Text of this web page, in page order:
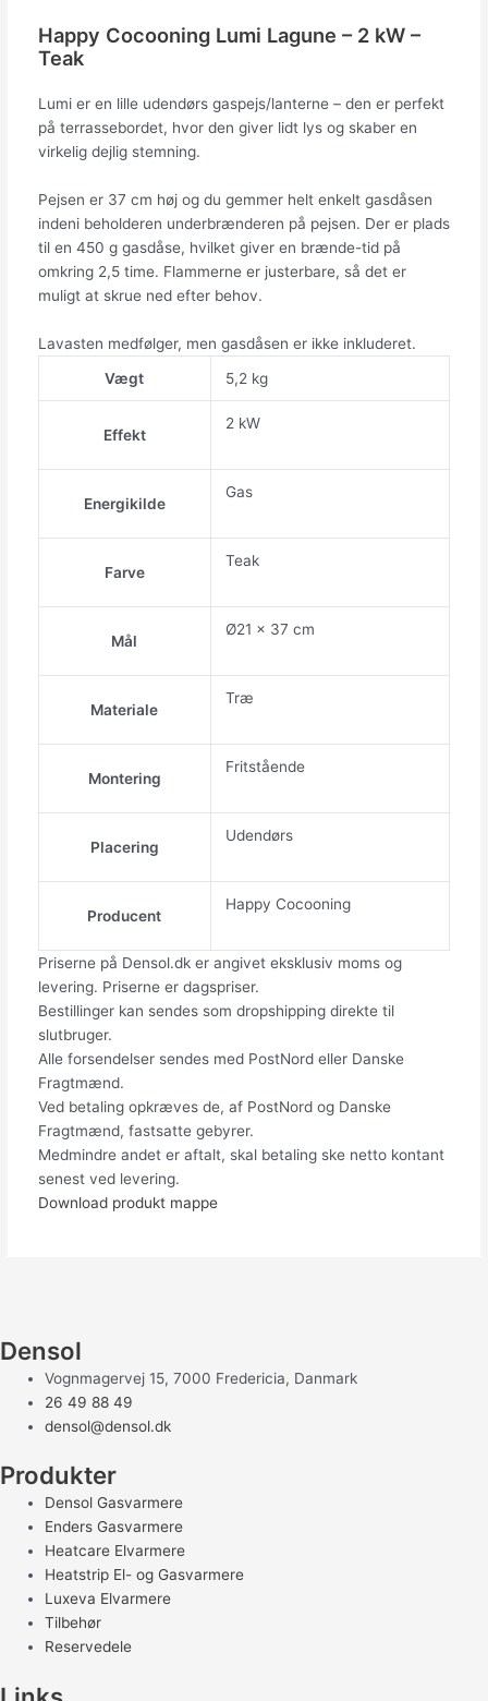
Happy Cocooning Lumi Lagune – 2 kW –
Teak
Lumi er en lille udendørs gaspejs/lanterne – den er perfekt
på terrassebordet, hvor den giver lidt lys og skaber en
virkelig dejlig stemning.
Pejsen er 37 cm høj og du gemmer helt enkelt gasdåsen
indeni beholderen underbrænderen på pejsen. Der er plads
til en 450 g gasdåse, hvilket giver en brænde-tid på
omkring 2,5 time. Flammerne er justerbare, så det er
muligt at skrue ned efter behov.
Lavasten medfølger, men gasdåsen er ikke inkluderet.
Vægt
5,2 kg
Effekt
2 kW
Energikilde
Gas
Farve
Teak
Mål
Ø21 x 37 cm
Materiale
Træ
Montering
Fritstående
Placering
Udendørs
Producent
Happy Cocooning
Priserne på Densol.dk er angivet eksklusiv moms og
levering. Priserne er dagspriser.
Bestillinger kan sendes som dropshipping direkte til
slutbruger.
Alle forsendelser sendes med PostNord eller Danske
Fragtmænd.
Ved betaling opkræves de, af PostNord og Danske
Fragtmænd, fastsatte gebyrer.
Medmindre andet er aftalt, skal betaling ske netto kontant
senest ved levering.
Download produkt mappe
Densol
Vognmagervej 15, 7000 Fredericia, Danmark
26 49 88 49
densol@densol.dk
Produkter
Densol Gasvarmere
Enders Gasvarmere
Heatcare Elvarmere
Heatstrip El- og Gasvarmere
Luxeva Elvarmere
Tilbehør
Reservedele